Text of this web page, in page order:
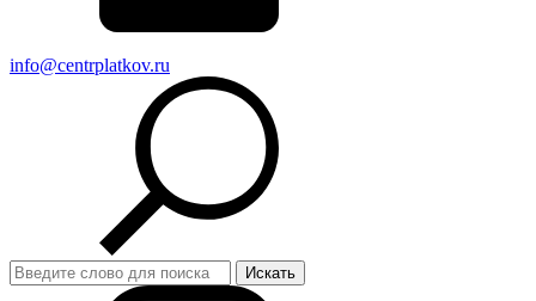
info@centrplatkov.ru